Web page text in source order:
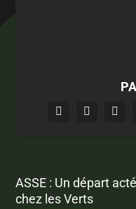
ASSE : Un départ acté
chez les Verts